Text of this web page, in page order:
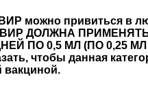
можно привиться в
ДОЛЖНА
ПО 0,5 МЛ (ПО 0,25
чтобы данная
вакциной.